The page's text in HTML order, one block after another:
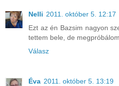
Nelli 2011. október 5. 12:17
Ezt az én Bazsim nagyon
tettem bele, de
Válasz
Éva 2011. október 5. 13:19